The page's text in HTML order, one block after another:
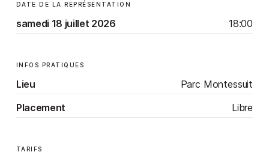
DATE DE LA REPRÉSENTATION
samedi 18 juillet 2026 18:00
INFOS PRATIQUES
Lieu
Parc Montessuit
Placement
Libre
TARIFS